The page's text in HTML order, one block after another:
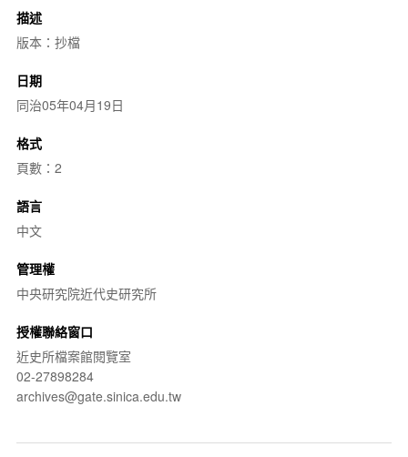
描述
版本：抄檔
日期
同治05年04月19日
格式
頁數：2
語言
中文
管理權
中央研究院近代史研究所
授權聯絡窗口
近史所檔案館閱覽室
02-27898284
archives@gate.sinica.edu.tw